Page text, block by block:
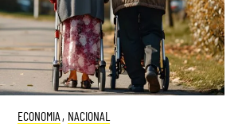
ECONOMIA , NACIONAL